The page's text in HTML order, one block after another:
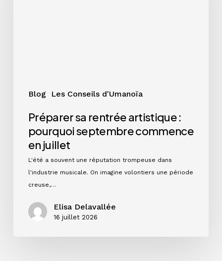
Blog Les Conseils d'Umanoïa
Préparer sa rentrée artistique :
pourquoi septembre commence
en juillet
L'été a souvent une réputation trompeuse dans
l'industrie musicale. On imagine volontiers une période
creuse,…
Elisa Delavallée
16 juillet 2026